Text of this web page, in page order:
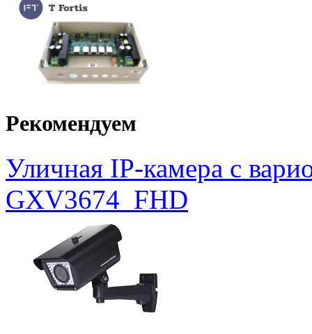
Рекомендуем
Уличная IP-камера с
GXV3674_FHD